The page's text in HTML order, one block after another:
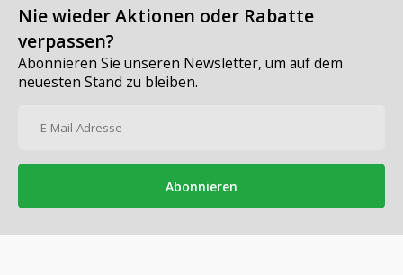
Nie wieder Aktionen oder Rabatte
verpassen?
Abonnieren Sie unseren Newsletter, um auf dem
neuesten Stand zu bleiben.
Abonnieren